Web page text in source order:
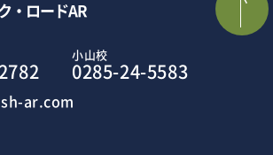
・ロードAR
小山校
0285-24-5583
ar.com